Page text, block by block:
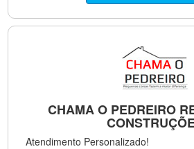
CHAMA O PEDREIRO
Atendimento Personalizado!